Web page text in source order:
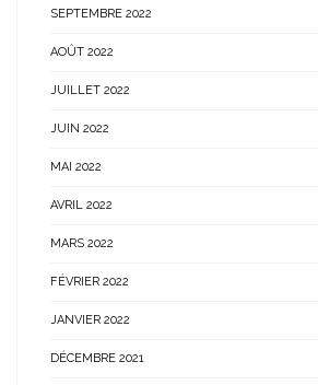
SEPTEMBRE 2022
AOÛT 2022
JUILLET 2022
JUIN 2022
MAI 2022
AVRIL 2022
MARS 2022
FÉVRIER 2022
JANVIER 2022
DÉCEMBRE 2021